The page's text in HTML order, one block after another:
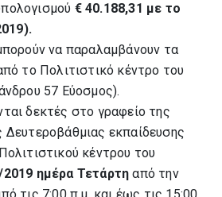
€ 40.188,31 με το
9).
να παραλαμβάνουν τα
το Πολιτιστικό κέντρο του
57 Εύοσμος).
δεκτές στο γραφείο της
Δευτεροβάθμιας εκπαίδευσης
κέντρου του
ημέρα Τετάρτη από την